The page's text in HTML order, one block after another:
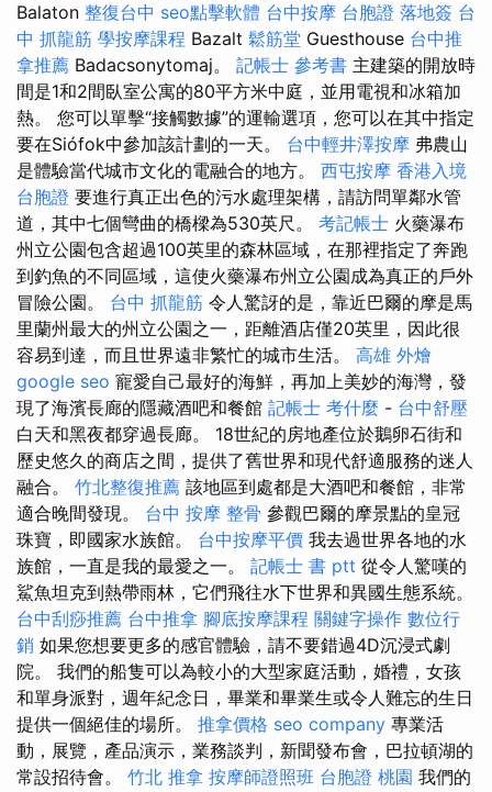
Balaton 整復台中 seo點擊軟體 台中按摩 台胞證 落地簽 台
中 抓龍筋 學按摩課程 Bazalt 鬆筋堂 Guesthouse 台中推
拿推薦 Badacsonytomaj。 記帳士 參考書 主建築的開放時
間是1和2間臥室公寓的80平方米中庭，並用電視和冰箱加
熱。 您可以單擊“接觸數據”的運輸選項，您可以在其中指定
要在Siófok中參加該計劃的一天。 台中輕井澤按摩 弗農山
是體驗當代城市文化的電融合的地方。 西屯按摩 香港入境
台胞證 要進行真正出色的污水處理架構，請訪問單鄰水管
道，其中七個彎曲的橋樑為530英尺。 考記帳士 火藥瀑布
州立公園包含超過100英里的森林區域，在那裡指定了奔跑
到釣魚的不同區域，這使火藥瀑布州立公園成為真正的戶外
冒險公園。 台中 抓龍筋 令人驚訝的是，靠近巴爾的摩是馬
里蘭州最大的州立公園之一，距離酒店僅20英里，因此很
容易到達，而且世界遠非繁忙的城市生活。 高雄 外燴
google seo 寵愛自己最好的海鮮，再加上美妙的海灣，發
現了海濱長廊的隱藏酒吧和餐館 記帳士 考什麼 - 台中舒壓
白天和黑夜都穿過長廊。 18世紀的房地產位於鵝卵石街和
歷史悠久的商店之間，提供了舊世界和現代舒適服務的迷人
融合。 竹北整復推薦 該地區到處都是大酒吧和餐館，非常
適合晚間發現。 台中 按摩 整骨 參觀巴爾的摩景點的皇冠
珠寶，即國家水族館。 台中按摩平價 我去過世界各地的水
族館，一直是我的最愛之一。 記帳士 書 ptt 從令人驚嘆的
鯊魚坦克到熱帶雨林，它們飛往水下世界和異國生態系統。
台中刮痧推薦 台中推拿 腳底按摩課程 關鍵字操作 數位行
銷 如果您想要更多的感官體驗，請不要錯過4D沉浸式劇
院。 我們的船隻可以為較小的大型家庭活動，婚禮，女孩
和單身派對，週年紀念日，畢業和畢業生或令人難忘的生日
提供一個絕佳的場所。 推拿價格 seo company 專業活
動，展覽，產品演示，業務談判，新聞發布會，巴拉頓湖的
常設招待會。 竹北 推拿 按摩師證照班 台胞證 桃園 我們的